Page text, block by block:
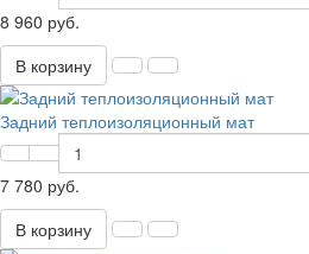
8 960 руб.
В корзину
Задний теплоизоляционный мат
7 780 руб.
В корзину